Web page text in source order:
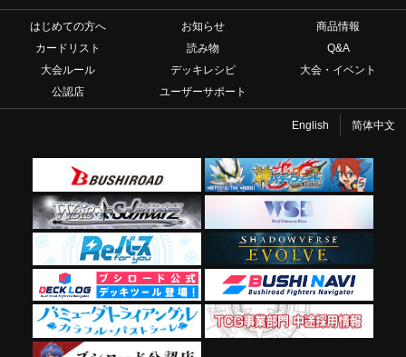
はじめての方へ お知らせ
商品情報
カードリスト
読み物
Q&A
大会ルール
デッキレシピ
大会・イベント
公認店
ユーザーサポート
English 简体中文